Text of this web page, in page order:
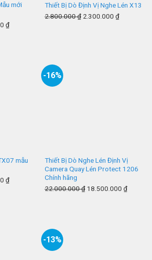
mới
₫
Thiết Bị Dò Định Vị Nghe Lén X13
2.800.000₫ 2.300.000 ₫
mẫu
₫
-16%
Thiết Bị Dò Nghe Lén Định Vị
Camera Quay Lén Protect 1206
Chính hãng
22.000.000₫ 18.500.000 ₫
-13%